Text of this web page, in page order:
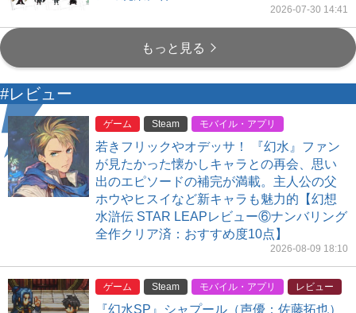
2026-07-30 14:41
もっと見る
#レビュー
ゲーム Steam モバイル・アプリ
若きフリックやオデッサ！ 『幻水』ファン
が見たかった懐かしキャラとの再会、思い
出のエピソードの補完が満載。主人公の父
ホウやヒスイなど新キャラも魅力的【幻想
水滸伝 STAR LEAPレビュー⑥ナンバリング
全作クリア済：おすすめ度10点】
2026-08-09 18:10
ゲーム Steam モバイル・アプリ レビュー
『幻水SP』シャプール（声優：佐藤拓也）